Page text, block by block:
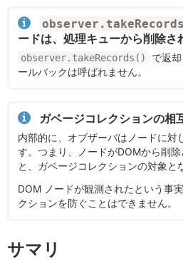
ードは、処理キューから削除さ
observer.takeRecords()
で返
ールバックは呼ばれません。
ガベージコレクションの相
内部的に、オブザーバはノードに対
す。つまり、ノードがDOMから削
と、ガベージコレクションの対象と
DOM ノードが観測されたという事
クションを防ぐことはできません。
サマリ